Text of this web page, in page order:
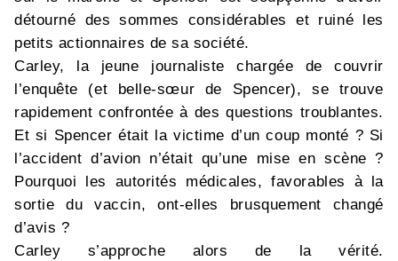
détourné des sommes considérables et ruiné les
petits actionnaires de sa société.
Carley, la jeune journaliste chargée de couvrir
l’enquête (et belle-sœur de Spencer), se trouve
rapidement confrontée à des questions troublantes.
Et si Spencer était la victime d’un coup monté ? Si
l’accident d’avion n’était qu’une mise en scène ?
Pourquoi les autorités médicales, favorables à la
sortie du vaccin, ont-elles brusquement changé
d’avis ?
Carley s’approche alors de la vérité.